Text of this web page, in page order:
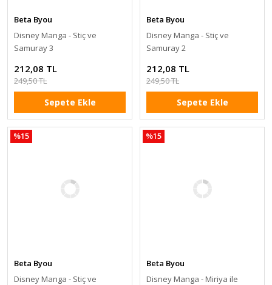
Beta Byou
Disney Manga - Stiç ve
Samuray 3
212,08 TL
249,50 TL
Sepete Ekle
Beta Byou
Disney Manga - Stiç ve
Samuray 2
212,08 TL
249,50 TL
Sepete Ekle
%15
Beta Byou
Disney Manga - Stiç ve
%15
Beta Byou
Disney Manga - Miriya ile